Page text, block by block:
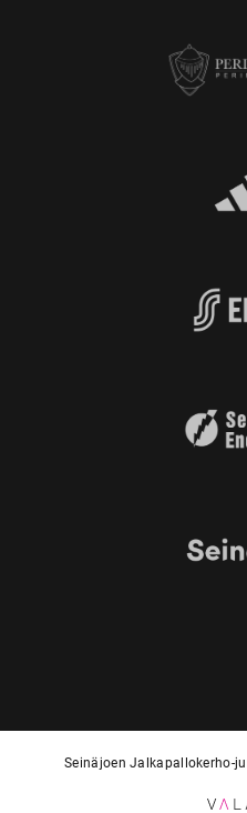
Seinäjoen Jalkapallokerho-